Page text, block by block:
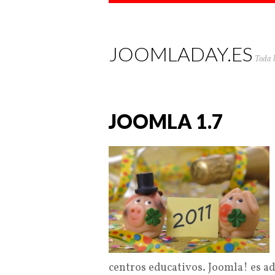
JOOMLADAY.ES Toda
JOOMLA 1.7
centros educativos. Joomla! es